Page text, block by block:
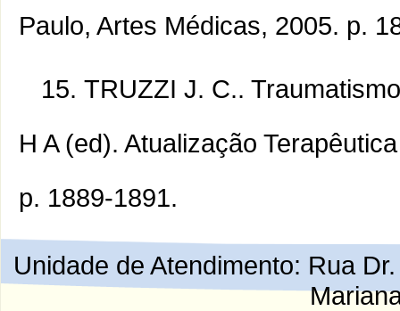
Paulo, Artes Médicas, 2005. p.
TRUZZI J. C..
H A (ed). Atualização
p. 1889-1891.
Unidade de Atendimento: Rua